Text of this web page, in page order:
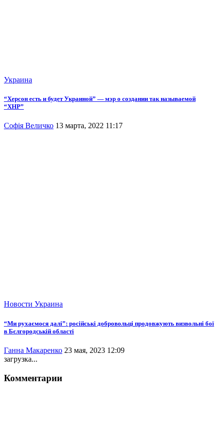
Украина
“Херсон есть и будет Украиной” — мэр о создании так называемой
“ХНР”
Софія Величко 13 марта, 2022 11:17
Новости Украина
“Ми рухаємося далі”: російські добровольці продовжують визвольні бої
в Бєлгородській області
Ганна Макаренко 23 мая, 2023 12:09
загрузка...
Комментарии